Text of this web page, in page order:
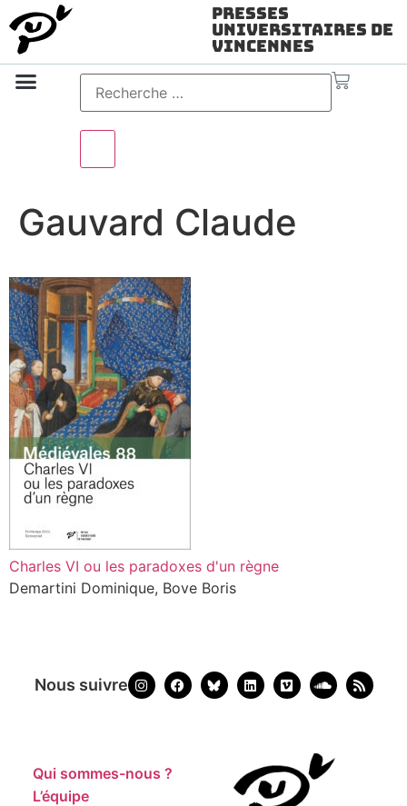
Presses
Universitaires de
Vincennes
Gauvard Claude
Charles VI ou les paradoxes d'un règne
Demartini Dominique, Bove Boris
Nous suivre
Qui sommes-nous ?
L’équipe